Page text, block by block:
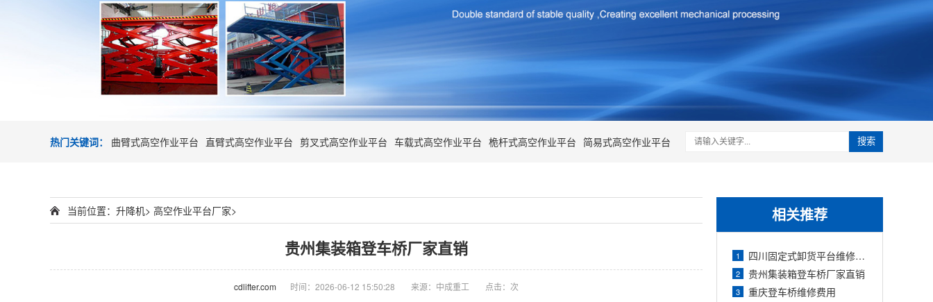
热门关键词： 曲臂式高空作业平台 直臂式高空作业平台 剪叉式高空作业平台 车载式高空作业平台 桅杆式高空作业平台 简易式高空作业平台 搜索
相关推荐
1 四川固定式卸货平台维修电话
2 贵州集装箱登车桥厂家直销
3 重庆登车桥维修费用
当前位置： 升降机> 高空作业平台厂家>
贵州集装箱登车桥厂家直销
cdlifter.com 时间：2026-06-12 15:50:28 来源：中成重工 点击： 次